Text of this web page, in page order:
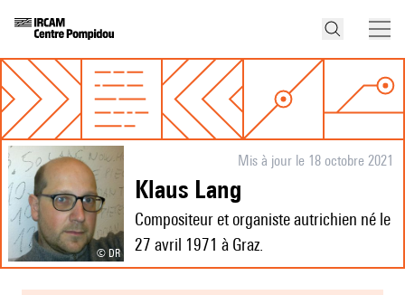
© DR
Mis à jour le 18 octobre 2021
Klaus Lang
Compositeur et organiste autrichien né le
27 avril 1971 à Graz.